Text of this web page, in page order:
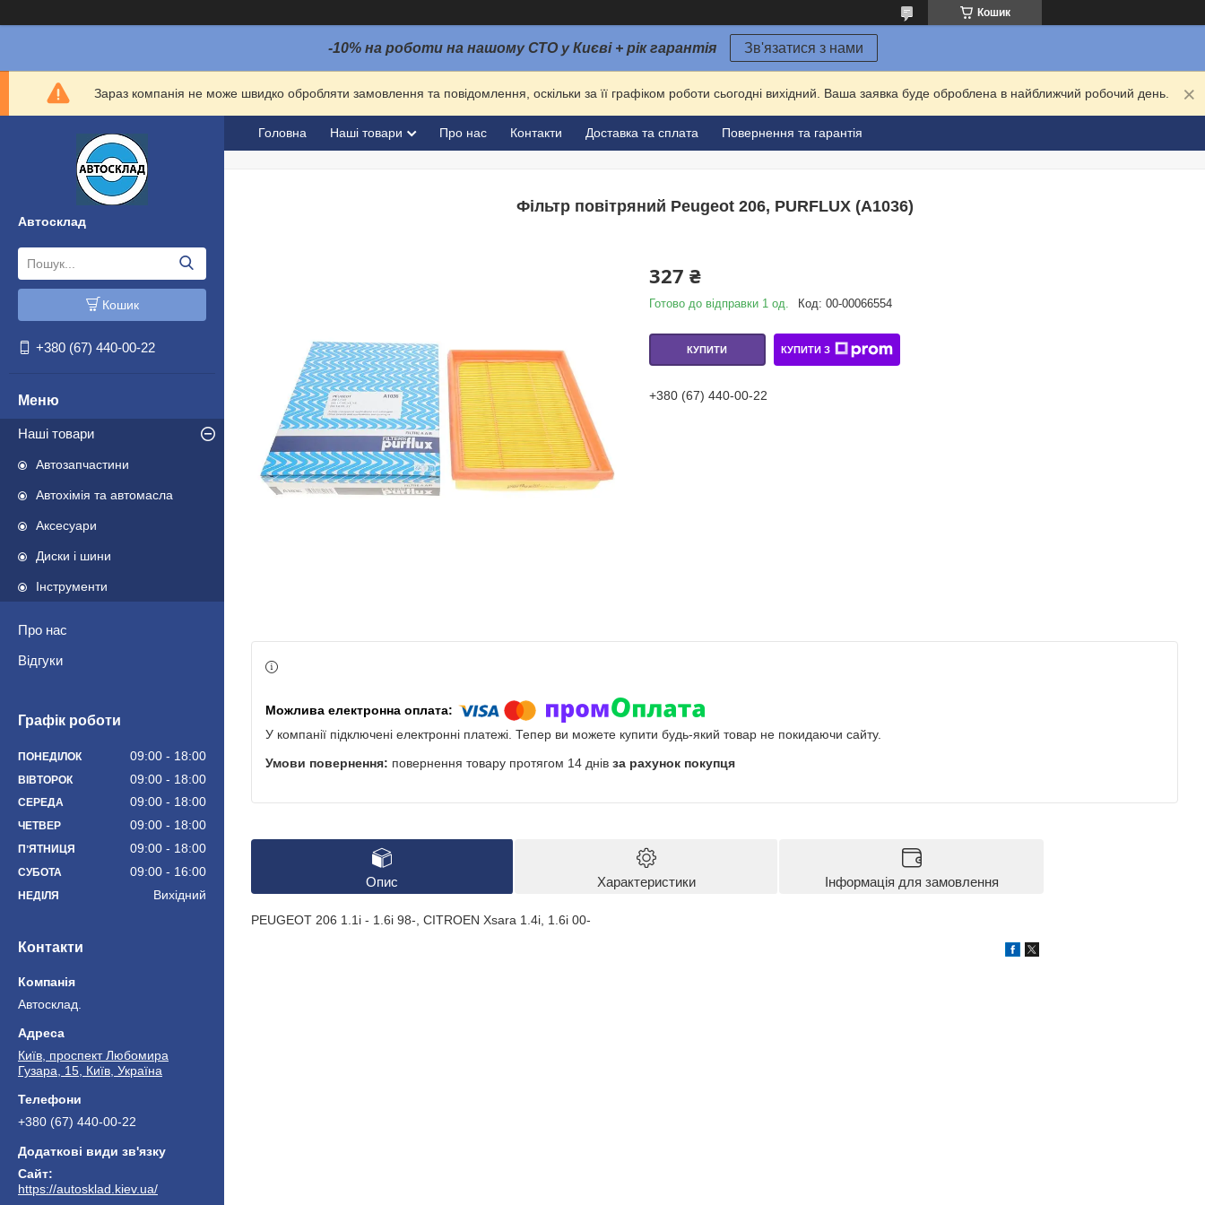
Кошик
-10% на роботи на нашому СТО у Києві + рік гарантія Зв'язатися з нами
Зараз компанія не може швидко обробляти замовлення та повідомлення, оскільки за її графіком роботи сьогодні вихідний. Ваша заявка буде оброблена в найближчий робочий день.
Автосклад
Кошик
+380 (67) 440-00-22
Наші товари
Автозапчастини
Автохімія та автомасла
Аксесуари
Диски і шини
Інструменти
Про нас
Відгуки
Графік роботи
ПОНЕДІЛОК 09:00 18:00
ВІВТОРОК 09:00 18:00
СЕРЕДА 09:00 18:00
ЧЕТВЕР 09:00 18:00
ПʼЯТНИЦЯ 09:00 18:00
СУБОТА 09:00 16:00
НЕДІЛЯ Вихідний
Контакти
Автосклад.
Київ, проспект Любомира
Гузара, 15, Київ, Україна
+380 (67) 440-00-22
https://autosklad.kiev.ua/
Головна Наші товари Про нас Контакти Доставка та сплата Повернення та гарантія
Фільтр повітряний Peugeot 206, PURFLUX (A1036)
327 ₴
Готово до відправки 1 од. Код: 00-00066554
КУПИТИ КУПИТИ З
+380 (67) 440-00-22
У компанії підключені електронні платежі. Тепер ви можете купити будь-який товар не покидаючи сайту.
повернення товару протягом 14 днів за рахунок покупця
Опис Характеристики Інформація для замовлення
PEUGEOT 206 1.1i - 1.6i 98-, CITROEN Xsara 1.4i, 1.6i 00-